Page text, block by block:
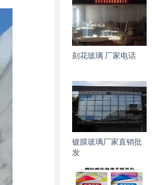
刻花玻璃 厂家电话
镀膜玻璃厂家直销批
发